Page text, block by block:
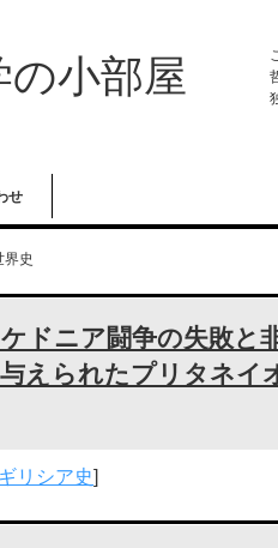
小部屋
せ
界史
ドニア闘争の失敗と
えられたプリタネイ
リシア史]